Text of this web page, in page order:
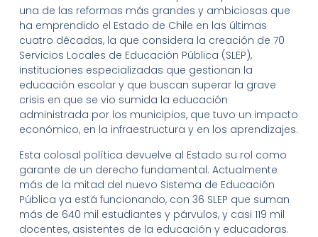
una de las reformas más grandes y ambiciosas que
ha emprendido el Estado de Chile en las últimas
cuatro décadas, la que considera la creación de 70
Servicios Locales de Educación Pública (SLEP),
instituciones especializadas que gestionan la
educación escolar y que buscan superar la grave
crisis en que se vio sumida la educación
administrada por los municipios, que tuvo un impacto
económico, en la infraestructura y en los aprendizajes.
Esta colosal política devuelve al Estado su rol como
garante de un derecho fundamental. Actualmente
más de la mitad del nuevo Sistema de Educación
Pública ya está funcionando, con 36 SLEP que suman
más de 640 mil estudiantes y párvulos, y casi 119 mil
docentes, asistentes de la educación y educadoras.